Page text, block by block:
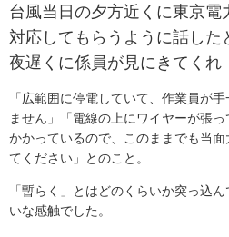
台風当日の夕方近くに東京電
対応してもらうように話した
夜遅くに係員が見にきてくれ
「広範囲に停電していて、作業員が
ません」「電線の上にワイヤーが張
かかっているので、このままでも当
てください」とのこと。
「暫らく」とはどのくらいか突っ込
いな感触でした。